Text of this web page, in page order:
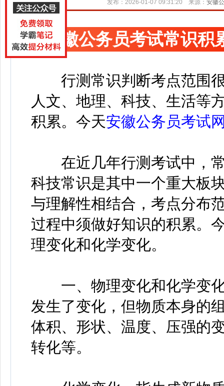
发布：2026-01-07 09:31:20 来源： 安徽
安徽公务员考试常识积
行测常识判断考点范围
人文、地理、科技、生活等
积累。今天安徽公务员考试
在近几年行测考试中，常
科技常识是其中一个重大板
与理解性相结合，考点分布
过程中须做好知识的积累。
理变化和化学变化。
一、物理变化和化学变化
发生了变化，但物质本身的
体积、形状、温度、压强的
转化等。